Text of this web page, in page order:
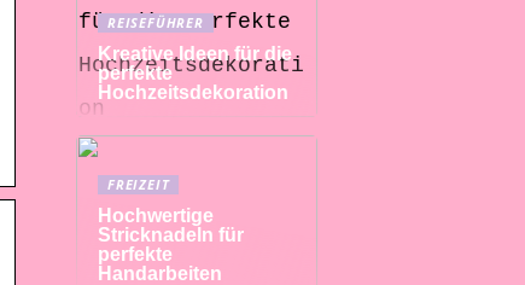
REISEFÜHRER
Kreative Ideen für die
perfekte
Hochzeitsdekoration
FREIZEIT
Hochwertige
Stricknadeln für
perfekte
Handarbeiten